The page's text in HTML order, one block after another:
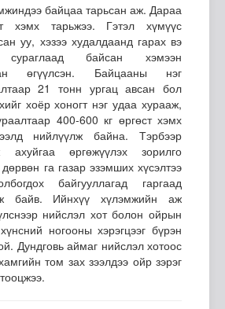
байцаа тарьсан аж. Дараа
хэмх тарьжээ. Гэтэл хүмүүс
уу, хэзээ худалдаанд гарах вэ
байсан хэмээн
өгүүлсэн. Байцааны нэг
21 тонн ургац авсан бол
хоёр хоногт нэг удаа хурааж,
400-600 кг өргөст хэмх
нийлүүлж байна. Тэрбээр
өргөжүүлэх зорилго
га газар эзэмших хүсэлтээ
байгууллагад гаргаад
байв. Ийнхүү хүлэмжийн аж
нийслэл хот болон ойрын
ногооны хэрэгцээг бүрэн
Дундговь аймаг нийслэл хотоос
том зах зээлдээ ойр зэрэг